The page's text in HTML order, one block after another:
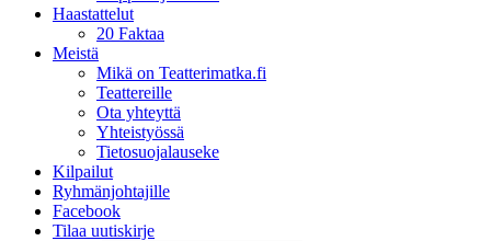
Haastattelut
20 Faktaa
Meistä
Mikä on Teatterimatka.fi
Teattereille
Ota yhteyttä
Yhteistyössä
Tietosuojalauseke
Kilpailut
Ryhmänjohtajille
Facebook
Tilaa uutiskirje